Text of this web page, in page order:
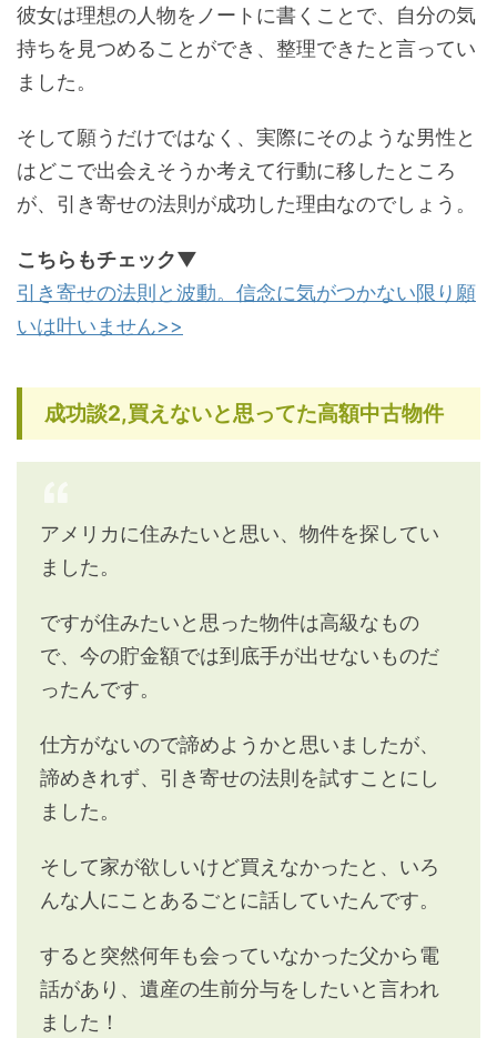
彼女は理想の人物をノートに書くことで、自分の気
持ちを見つめることができ、整理できたと言ってい
ました。
そして願うだけではなく、実際にそのような男性と
はどこで出会えそうか考えて行動に移したところ
が、引き寄せの法則が成功した理由なのでしょう。
こちらもチェック▼
引き寄せの法則と波動。信念に気がつかない限り願
いは叶いません>>
成功談2,買えないと思ってた高額中古物件
アメリカに住みたいと思い、物件を探してい
ました。
ですが住みたいと思った物件は高級なもの
で、今の貯金額では到底手が出せないものだ
ったんです。
仕方がないので諦めようかと思いましたが、
諦めきれず、引き寄せの法則を試すことにし
ました。
そして家が欲しいけど買えなかったと、いろ
んな人にことあるごとに話していたんです。
すると突然何年も会っていなかった父から電
話があり、遺産の生前分与をしたいと言われ
ました！